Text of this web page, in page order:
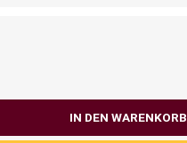
IN DEN WARENKORB